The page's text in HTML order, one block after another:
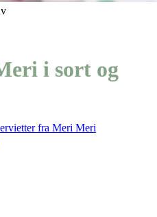
i sort og